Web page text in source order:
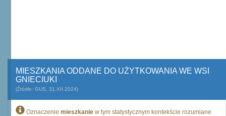
MIESZKANIA ODDANE DO UŻYTKOWANIA WE WSI
GNIECIUKI
(Źródło: GUS, 31.XII.2024)
Oznaczenie mieszkanie w tym statystycznym kontekście rozumiane